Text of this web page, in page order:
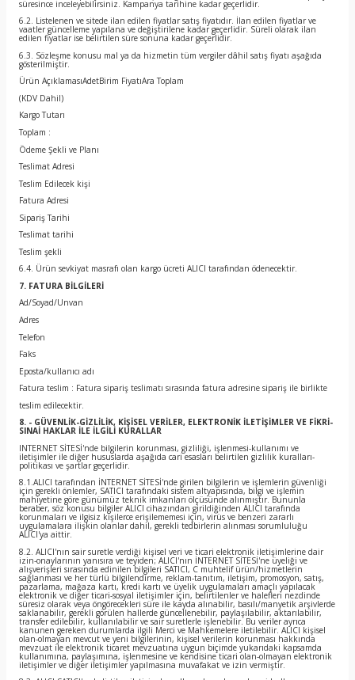
süresince inceleyebilirsiniz. Kampanya tarihine kadar geçerlidir.
6.2. Listelenen ve sitede ilan edilen fiyatlar satış fiyatıdır. İlan edilen fiyatlar ve
vaatler güncelleme yapılana ve değiştirilene kadar geçerlidir. Süreli olarak ilan
edilen fiyatlar ise belirtilen süre sonuna kadar geçerlidir.
6.3. Sözleşme konusu mal ya da hizmetin tüm vergiler dâhil satış fiyatı aşağıda
gösterilmiştir.
Ürün AçıklamasıAdetBirim FiyatıAra Toplam
(KDV Dahil)
Kargo Tutarı
Toplam :
Ödeme Şekli ve Planı
Teslimat Adresi
Teslim Edilecek kişi
Fatura Adresi
Sipariş Tarihi
Teslimat tarihi
Teslim şekli
6.4. Ürün sevkiyat masrafı olan kargo ücreti ALICI tarafından ödenecektir.
7. FATURA BİLGİLERİ
Ad/Soyad/Unvan
Adres
Telefon
Faks
Eposta/kullanıcı adı
Fatura teslim : Fatura sipariş teslimatı sırasında fatura adresine sipariş ile birlikte
teslim edilecektir.
8. - GÜVENLİK-GİZLİLİK, KİŞİSEL VERİLER, ELEKTRONİK İLETİŞİMLER VE FİKRİ-
SINAİ HAKLAR İLE İLGİLİ KURALLAR
INTERNET SİTESİ'nde bilgilerin korunması, gizliliği, işlenmesi-kullanımı ve
iletişimler ile diğer hususlarda aşağıda cari esasları belirtilen gizlilik kuralları-
politikası ve şartlar geçerlidir.
8.1.ALICI tarafından İNTERNET SİTESİ'nde girilen bilgilerin ve işlemlerin güvenliği
için gerekli önlemler, SATICI tarafındaki sistem altyapısında, bilgi ve işlemin
mahiyetine göre günümüz teknik imkanları ölçüsünde alınmıştır. Bununla
beraber, söz konusu bilgiler ALICI cihazından girildiğinden ALICI tarafında
korunmaları ve ilgisiz kişilerce erişilememesi için, virüs ve benzeri zararlı
uygulamalara ilişkin olanlar dahil, gerekli tedbirlerin alınması sorumluluğu
ALICI'ya aittir.
8.2. ALICI'nın sair suretle verdiği kişisel veri ve ticari elektronik iletişimlerine dair
izin-onaylarının yanısıra ve teyiden; ALICI'nın İNTERNET SİTESİ'ne üyeliği ve
alışverişleri sırasında edinilen bilgileri SATICI, C muhtelif ürün/hizmetlerin
sağlanması ve her türlü bilgilendirme, reklam-tanıtım, iletişim, promosyon, satış,
pazarlama, mağaza kartı, kredi kartı ve üyelik uygulamaları amaçlı yapılacak
elektronik ve diğer ticari-sosyal iletişimler için, belirtilenler ve halefleri nezdinde
süresiz olarak veya öngörecekleri süre ile kayda alınabilir, basılı/manyetik arşivlerde
saklanabilir, gerekli görülen hallerde güncellenebilir, paylaşılabilir, aktarılabilir,
transfer edilebilir, kullanılabilir ve sair suretlerle işlenebilir. Bu veriler ayrıca
kanunen gereken durumlarda ilgili Merci ve Mahkemelere iletilebilir. ALICI kişisel
olan-olmayan mevcut ve yeni bilgilerinin, kişisel verilerin korunması hakkında
mevzuat ile elektronik ticaret mevzuatına uygun biçimde yukarıdaki kapsamda
kullanımına, paylaşımına, işlenmesine ve kendisine ticari olan-olmayan elektronik
iletişimler ve diğer iletişimler yapılmasına muvafakat ve izin vermiştir.